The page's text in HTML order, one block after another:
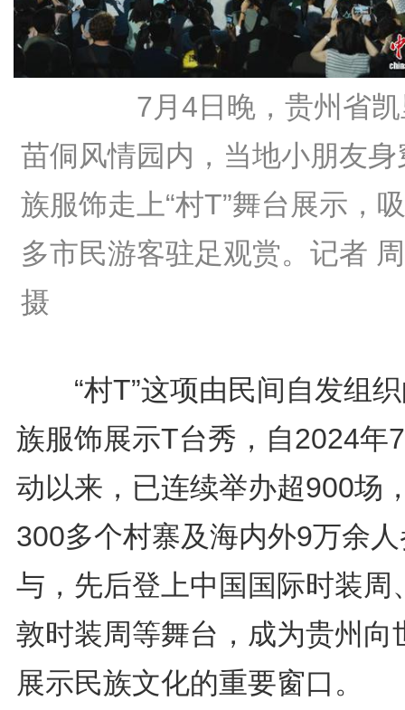
7月4日晚，贵州省凯
苗侗风情园内，当地小朋友身
族服饰走上“村T”舞台展示，
多市民游客驻足观赏。记者
摄
“村T”这项由民间自发组织
族服饰展示T台秀，自2024年
动以来，已连续举办超900场
300多个村寨及海内外9万余
与，先后登上‌中国国际时装周‌
敦时装周等舞台，成为贵州向
展示民族文化的重要窗口。